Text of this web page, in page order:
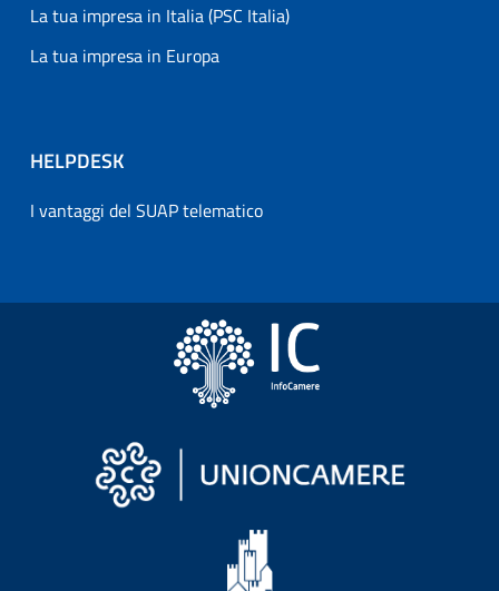
La tua impresa in Italia (PSC Italia)
La tua impresa in Europa
HELPDESK
I vantaggi del SUAP telematico